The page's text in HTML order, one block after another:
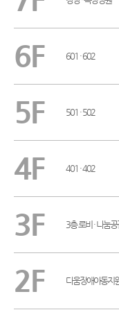
6F 601 · 602
5F 501 · 502
4F 401 · 402
3F 3층 로비 · 나눔
2F 다움장애아동지